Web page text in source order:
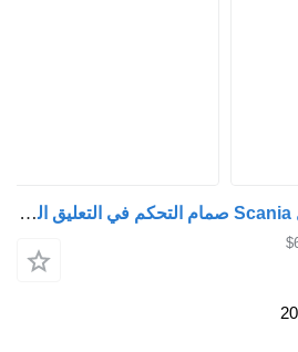
صمام التحكم في الفرامل Scania صمام التحكم في التعليق الهوائي، Ecas 1448078 لـ السيارات القاطرة Scania R440